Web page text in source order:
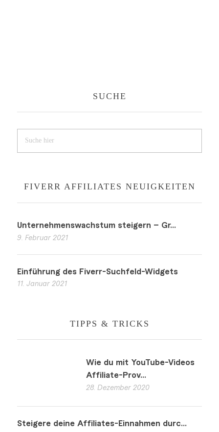
SUCHE
FIVERR AFFILIATES NEUIGKEITEN
Unternehmenswachstum steigern – Gr...
9. Februar 2021
Einführung des Fiverr-Suchfeld-Widgets
11. Januar 2021
TIPPS & TRICKS
Wie du mit YouTube-Videos
Affiliate-Prov...
28. Dezember 2020
Steigere deine Affiliates-Einnahmen durc...